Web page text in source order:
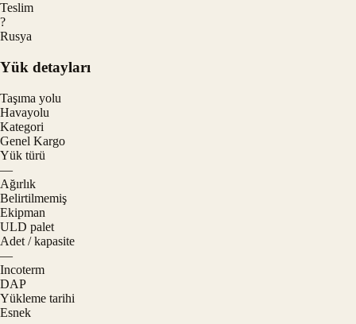
Teslim
?
Rusya
Yük detayları
Taşıma yolu
Havayolu
Kategori
Genel Kargo
Yük türü
—
Ağırlık
Belirtilmemiş
Ekipman
ULD palet
Adet / kapasite
—
Incoterm
DAP
Yükleme tarihi
Esnek